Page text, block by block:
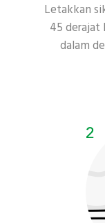
Letakkan
45 derajat
dalam